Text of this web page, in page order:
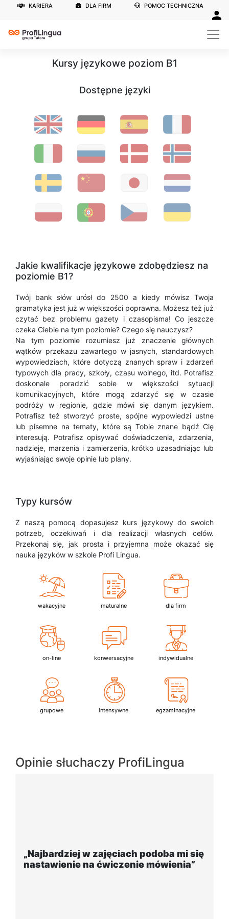
KARIERA DLA FIRM POMOC TECHNICZNA
Kursy językowe poziom B1
Dostępne języki
Jakie kwalifikacje językowe zdobędziesz na
poziomie B1?
Twój bank słów urósł do 2500 a kiedy mówisz Twoja
gramatyka jest już w większości poprawna. Możesz też już
czytać bez problemu gazety i czasopisma! Co jeszcze
czeka Ciebie na tym poziomie? Czego się nauczysz?
Na tym poziomie rozumiesz już znaczenie głównych
wątków przekazu zawartego w jasnych, standardowych
wypowiedziach, które dotyczą znanych spraw i zdarzeń
typowych dla pracy, szkoły, czasu wolnego, itd. Potrafisz
doskonale poradzić sobie w większości sytuacji
komunikacyjnych, które mogą zdarzyć się w czasie
podróży w regionie, gdzie mówi się danym językiem.
Potrafisz też stworzyć proste, spójne wypowiedzi ustne
lub pisemne na tematy, które są Tobie znane bądź Cię
interesują. Potrafisz opisywać doświadczenia, zdarzenia,
nadzieje, marzenia i zamierzenia, krótko uzasadniając lub
wyjaśniając swoje opinie lub plany.
Typy kursów
Z naszą pomocą dopasujesz kurs językowy do swoich
potrzeb, oczekiwań i dla realizacji własnych celów.
Przekonaj się, jak prosta i przyjemna może okazać się
nauka języków w szkole Profi Lingua.
wakacyjne maturalne dla firm
on-line konwersacyjne indywidualne
grupowe intensywne egzaminacyjne
Opinie słuchaczy ProfiLingua
podoba mi się
mówienia”
„Wygodna, nowoczesna
położona w dogodnej